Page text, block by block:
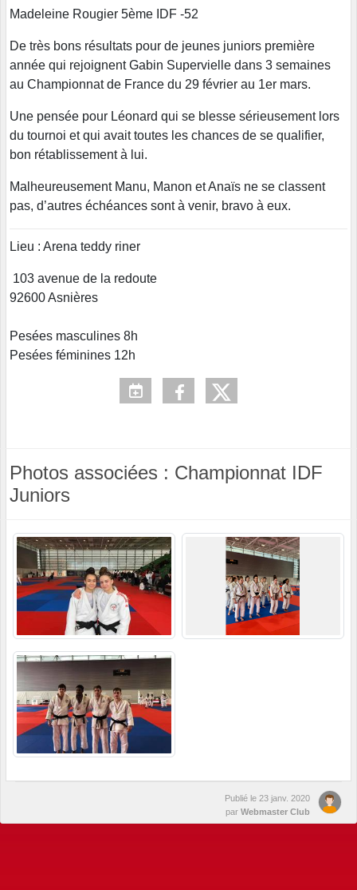
Madeleine Rougier 5ème IDF -52
De très bons résultats pour de jeunes juniors première
année qui rejoignent Gabin Supervielle dans 3 semaines
au Championnat de France du 29 février au 1er mars.
Une pensée pour Léonard qui se blesse sérieusement lors
du tournoi et qui avait toutes les chances de se qualifier,
bon rétablissement à lui.
Malheureusement Manu, Manon et Anaïs ne se classent
pas, d’autres échéances sont à venir, bravo à eux.
Lieu : Arena teddy riner
103 avenue de la redoute
92600 Asnières
Pesées masculines 8h
Pesées féminines 12h
Photos associées : Championnat IDF
Juniors
Publié le 23 janv. 2020
par Webmaster Club